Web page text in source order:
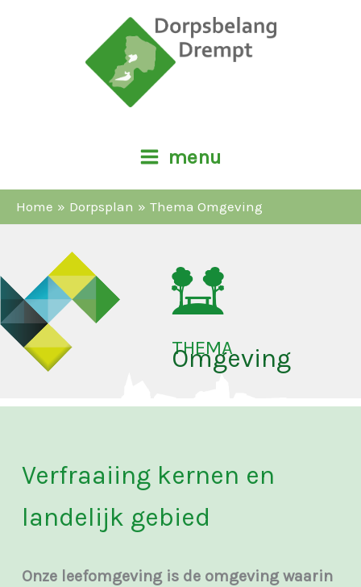
menu
Home Dorpsplan Thema Omgeving
THEMA
Omgeving
Verfraaiing kernen en
landelijk gebied
Onze leefomgeving is de omgeving waarin